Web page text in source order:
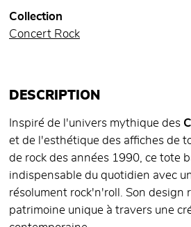
Collection
Concert Rock
DESCRIPTION
Inspiré de l'univers mythique des
et de l'esthétique des affiches de
de rock des années 1990, ce tote
indispensable du quotidien avec
résolument rock'n'roll. Son design
patrimoine unique à travers une